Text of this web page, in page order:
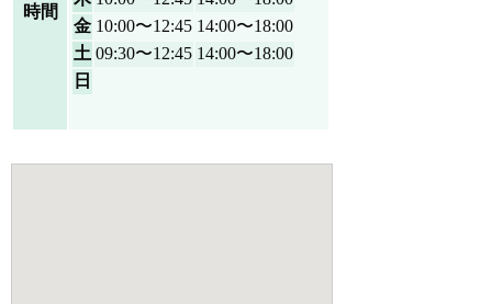
時間
金 10:00〜12:45 14:00〜18:00
土 09:30〜12:45 14:00〜18:00
日